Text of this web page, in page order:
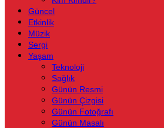
Güncel
Etkinlik
Müzik
Sergi
Yaşam
Teknoloji
Sağlık
Günün Resmi
Günün Çizgisi
Günün Fotoğrafı
Günün Masalı